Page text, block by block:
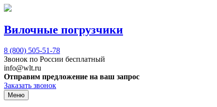
Вилочные погрузчики
8 (800) 505-51-78
Звонок по России бесплатный
info@wlt.ru
Отправим предложение на ваш запрос
Заказать звонок
Меню